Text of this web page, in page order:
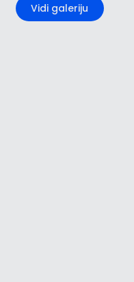
Vidi galeriju